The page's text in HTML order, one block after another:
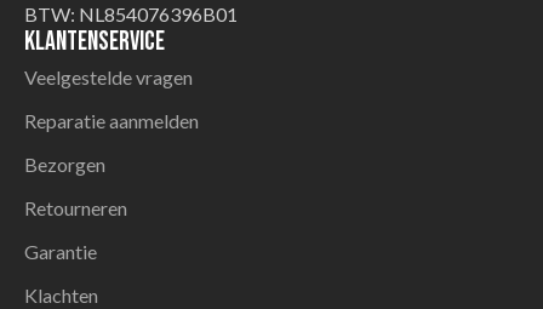
BTW: NL854076396B01
Klantenservice
Veelgestelde vragen
Reparatie aanmelden
Bezorgen
Retourneren
Garantie
Klachten